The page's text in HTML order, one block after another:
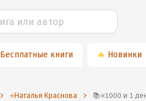
Бесплатные книги 🔥 Новинки
⭐️Наталья Краснова 📚«1000 и 1